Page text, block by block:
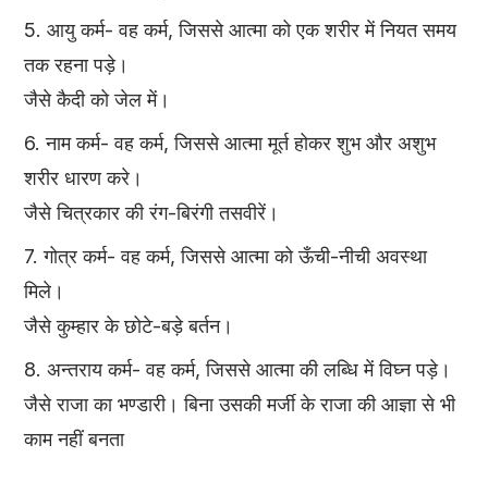
5. आयु कर्म- वह कर्म, जिससे आत्मा को एक शरीर में नियत समय
तक रहना पड़े।
जैसे कैदी को जेल में।
6. नाम कर्म- वह कर्म, जिससे आत्मा मूर्त होकर शुभ और अशुभ
शरीर धारण करे।
जैसे चित्रकार की रंग-बिरंगी तसवीरें।
7. गोत्र कर्म- वह कर्म, जिससे आत्मा को ऊँची-नीची अवस्था
मिले।
जैसे कुम्हार के छोटे-बड़े बर्तन।
8. अन्तराय कर्म- वह कर्म, जिससे आत्मा की लब्धि में विघ्न पड़े।
जैसे राजा का भण्डारी। बिना उसकी मर्जी के राजा की आज्ञा से भी
काम नहीं बनता